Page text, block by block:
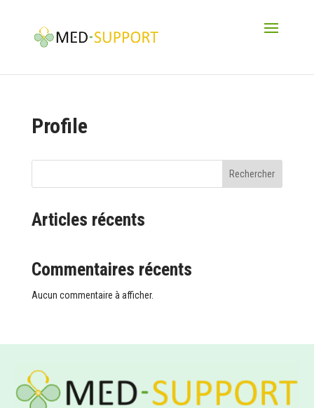
Profile
Rechercher
Articles récents
Commentaires récents
Aucun commentaire à afficher.